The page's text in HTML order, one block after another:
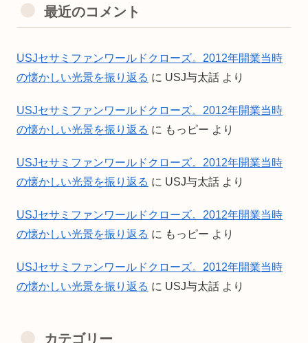
最近のコメント
USJセサミファンワールドクローズ。2012年開業当時
の懐かしい光景を振り返る に USJ与太話 より
USJセサミファンワールドクローズ。2012年開業当時
の懐かしい光景を振り返る に もっピー より
USJセサミファンワールドクローズ。2012年開業当時
の懐かしい光景を振り返る に USJ与太話 より
USJセサミファンワールドクローズ。2012年開業当時
の懐かしい光景を振り返る に もっピー より
USJセサミファンワールドクローズ。2012年開業当時
の懐かしい光景を振り返る に USJ与太話 より
カテゴリー